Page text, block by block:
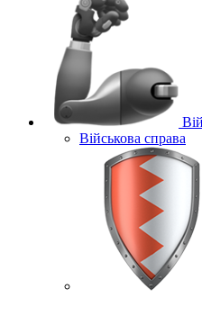
Військова справа